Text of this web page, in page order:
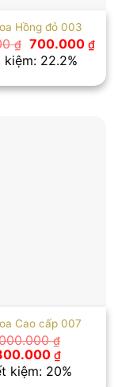
Hồng đỏ 003
₫ Giá
gốc
là:
700.000 ₫Giá
hiện
là:
kiệm: 22.2%
Cao cấp 007
₫
₫Giá
hiện
tại
kiệm: 20%